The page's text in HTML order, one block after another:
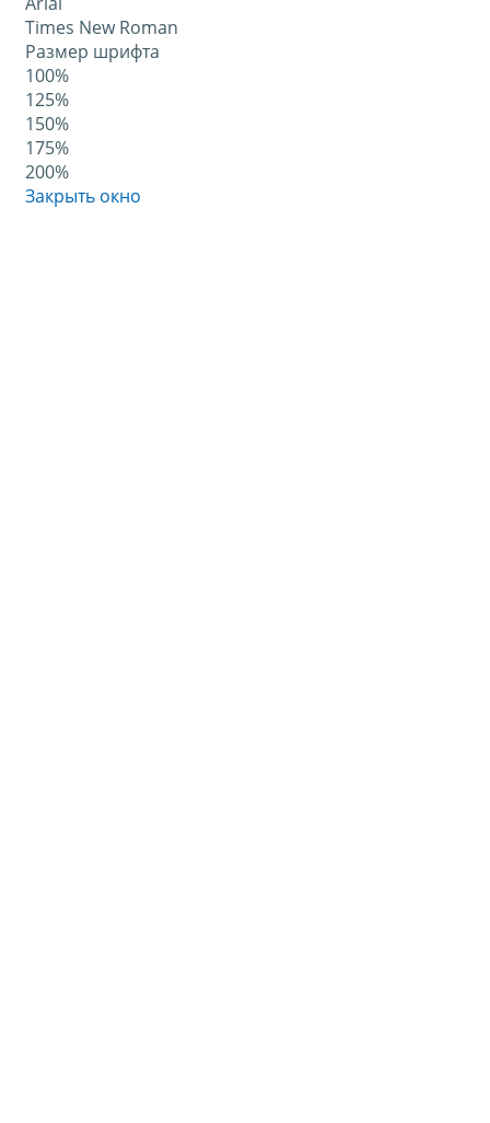
Times New Roman
Размер шрифта
100%
125%
150%
175%
200%
Закрыть окно